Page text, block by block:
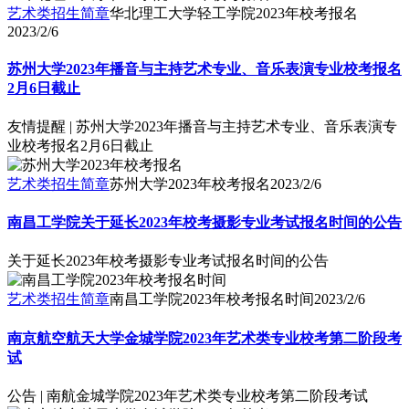
艺术类招生简章华北理工大学轻工学院2023年校考报名
2023/2/6
苏州大学2023年播音与主持艺术专业、音乐表演专业校考报名
2月6日截止
友情提醒 | 苏州大学2023年播音与主持艺术专业、音乐表演专
业校考报名2月6日截止
艺术类招生简章苏州大学2023年校考报名2023/2/6
南昌工学院关于延长2023年校考摄影专业考试报名时间的公告
关于延长2023年校考摄影专业考试报名时间的公告
艺术类招生简章南昌工学院2023年校考报名时间2023/2/6
南京航空航天大学金城学院2023年艺术类专业校考第二阶段考
试
公告 | 南航金城学院2023年艺术类专业校考第二阶段考试